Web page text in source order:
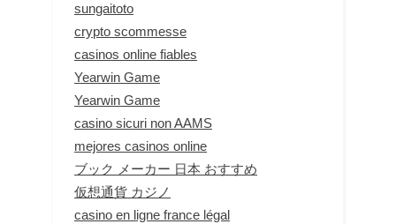
sungaitoto
crypto scommesse
casinos online fiables
Yearwin Game
Yearwin Game
casino sicuri non AAMS
mejores casinos online
ブック メーカー 日本 おすすめ
仮想通貨 カジノ
casino en ligne france légal